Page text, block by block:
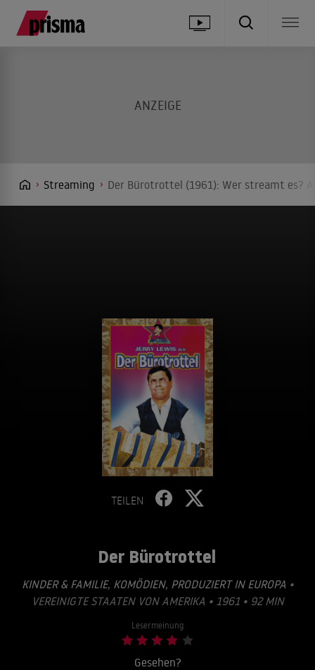
Streaming Der Bürotrottel (1961): Wer streamt es?
TEILEN
Der Bürotrottel
KINDER & FAMILIE, KOMÖDIEN, PRODUZIERT IN EUROPA •
VEREINIGTE STAATEN VON AMERIKA • 1961 • 92 MIN
Lesermeinung
Gesehen?